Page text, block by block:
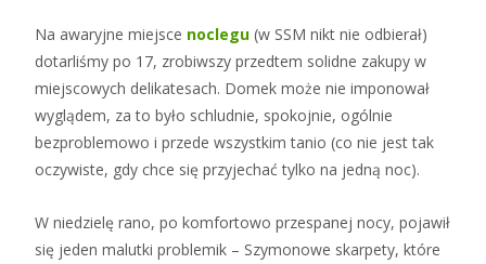
Na awaryjne miejsce noclegu (w SSM nikt nie odbierał)
dotarliśmy po 17, zrobiwszy przedtem solidne zakupy w
miejscowych delikatesach. Domek może nie imponował
wyglądem, za to było schludnie, spokojnie, ogólnie
bezproblemowo i przede wszystkim tanio (co nie jest tak
oczywiste, gdy chce się przyjechać tylko na jedną noc).
W niedzielę rano, po komfortowo przespanej nocy, pojawił
się jeden malutki problemik – Szymonowe skarpety, które